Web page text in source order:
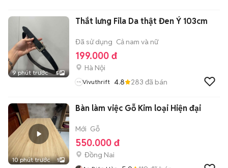
9 phút trước 5
Thắt lưng Fila Da thật Đen Ý 103cm
Đã sử dụng Cả nam và nữ
199.000 đ
Hà Nội
Vivuthrift 4.8 283 đã bán
10 phút trước 1
Bàn làm việc Gỗ Kim loại Hiện đại
Mới Gỗ
550.000 đ
Đồng Nai